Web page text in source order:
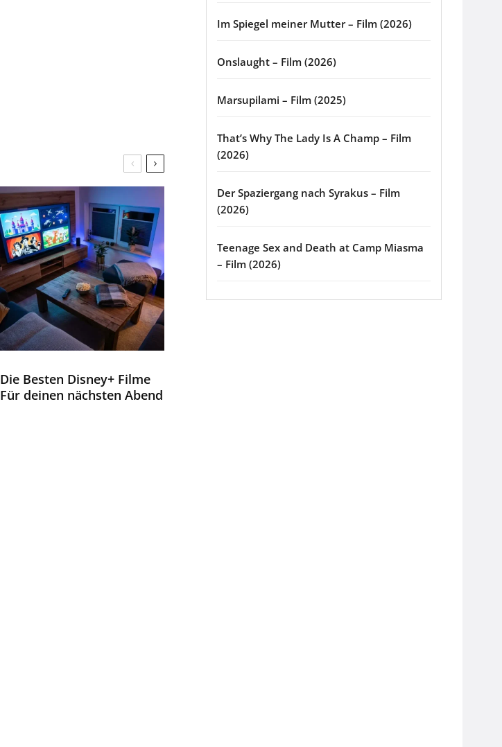
Die Besten Disney+ Filme
Für deinen nächsten Abend
Im Spiegel meiner Mutter – Film (2026)
Onslaught – Film (2026)
Marsupilami – Film (2025)
That’s Why The Lady Is A Champ – Film
(2026)
Der Spaziergang nach Syrakus – Film
(2026)
Teenage Sex and Death at Camp Miasma
– Film (2026)